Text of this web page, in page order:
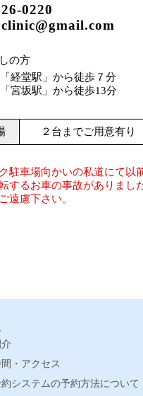
0220
の方
経堂駅」から徒歩７分
宮坂駅」から徒歩13分
２台までご用意有り
駐車場向かいの私道にて以
するお車の事故がありまし
遠慮下さい。
・アクセス
システムの予約方法について